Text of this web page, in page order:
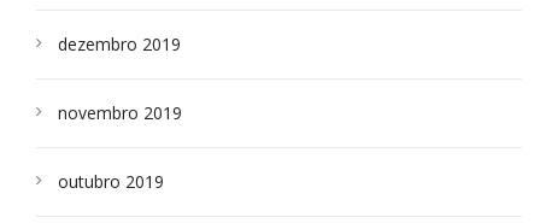
dezembro 2019
novembro 2019
outubro 2019